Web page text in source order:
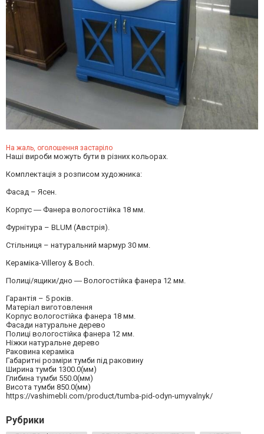
На жаль, оголошення застаріло
Наші вироби можуть бути в різних кольорах.
Комплектація з розписом художника:
Фасад – Ясен.
Корпус ― Фанера вологостійка 18 мм.
Фурнітура – BLUM (Австрія).
Стільниця – натуральний мармур 30 мм.
Кераміка-Villeroy & Boch.
Полиці/ящики/дно ― Вологостійка фанера 12 мм.
Гарантія – 5 років.
Матеріал виготовлення
Корпус вологостійка фанера 18 мм.
Фасади натуральне дерево
Полиці вологостійка фанера 12 мм.
Ніжки натуральне дерево
Раковина кераміка
Габаритні розміри тумби під раковину
Ширина тумби 1300.0(мм)
Глибина тумби 550.0(мм)
Висота тумби 850.0(мм)
https://vashimebli.com/product/tumba-pid-odyn-umyvalnyk/
Рубрики